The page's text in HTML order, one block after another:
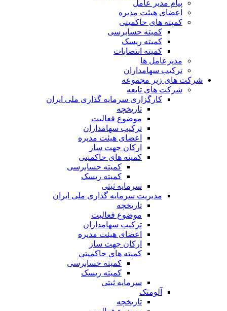
پیام مدیر عامل
اعضای هیئت مدیره
کمیته های حاکمیتی
کمیته حسابرسی
کمیته ریسک
کمیته انتصابات
مدیرعامل ها
ترکیب سهامداران
شرکت های زیر مجموعه
شرکت های تابعه
کارگزاری سرمایه گذاری ملی ایران
تاریخچه
موضوع فعالیت
ترکیب سهامداران
اعضای هیئت مدیره
ارکان جهت ساز
کمیته های حاکمیتی
کمیته حسابرسی
کمیته ریسک
سرمایه ثبتی
مدیریت سرمایه گذاری ملی ایران
تاریخچه
موضوع فعالیت
ترکیب سهامداران
اعضای هیئت مدیره
ارکان جهت ساز
کمیته های حاکمیتی
کمیته حسابرسی
کمیته ریسک
سرمایه ثبتی
آلومتک
تاریخچه